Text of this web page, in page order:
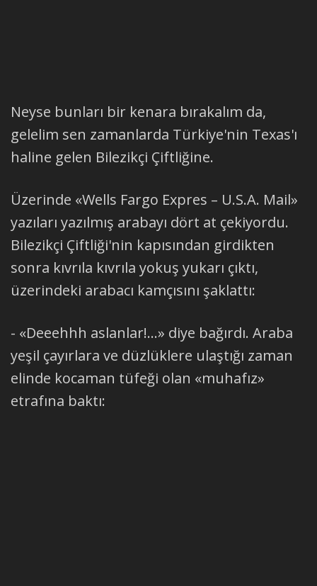
Neyse bunları bir kenara bırakalım da,
gelelim sen zamanlarda Türkiye'nin Texas'ı
haline gelen Bilezikçi Çiftliğine.
Üzerinde «Wells Fargo Expres – U.S.A. Mail»
yazıları yazılmış arabayı dört at çekiyordu.
Bilezikçi Çiftliği'nin kapısından girdikten
sonra kıvrıla kıvrıla yokuş yukarı çıktı,
üzerindeki arabacı kamçısını şaklattı:
- «Deeehhh aslanlar!...» diye bağırdı. Araba
yeşil çayırlara ve düzlüklere ulaştığı zaman
elinde kocaman tüfeği olan «muhafız»
etrafına baktı: